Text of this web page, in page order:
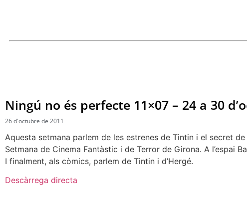
Ningú no és perfecte 11×07 – 24 a 30
26 d'octubre de 2011
Aquesta setmana parlem de les estrenes de Tintin i el secret de
Setmana de Cinema Fantàstic i de Terror de Girona. A l’espai
I finalment, als còmics, parlem de Tintin i d’Hergé.
Descàrrega directa